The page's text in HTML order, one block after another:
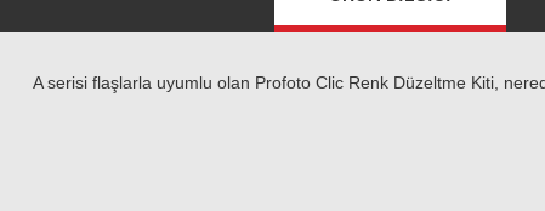
A serisi flaşlarla uyumlu olan Profoto Clic Renk Düzeltme Kiti,